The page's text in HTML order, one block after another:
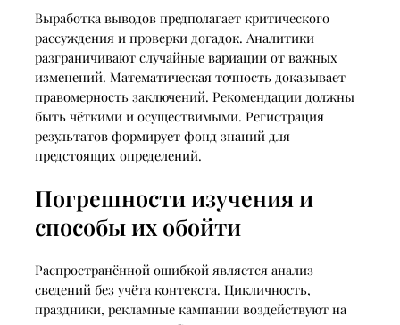
Выработка выводов предполагает критического
рассуждения и проверки догадок. Аналитики
разграничивают случайные вариации от важных
изменений. Математическая точность доказывает
правомерность заключений. Рекомендации должны
быть чёткими и осуществимыми. Регистрация
результатов формирует фонд знаний для
предстоящих определений.
Погрешности изучения и
способы их обойти
Распространённой ошибкой является анализ
сведений без учёта контекста. Цикличность,
праздники, рекламные кампании воздействуют на